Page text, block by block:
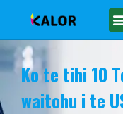
Ko te tihi 10
waitohu i te